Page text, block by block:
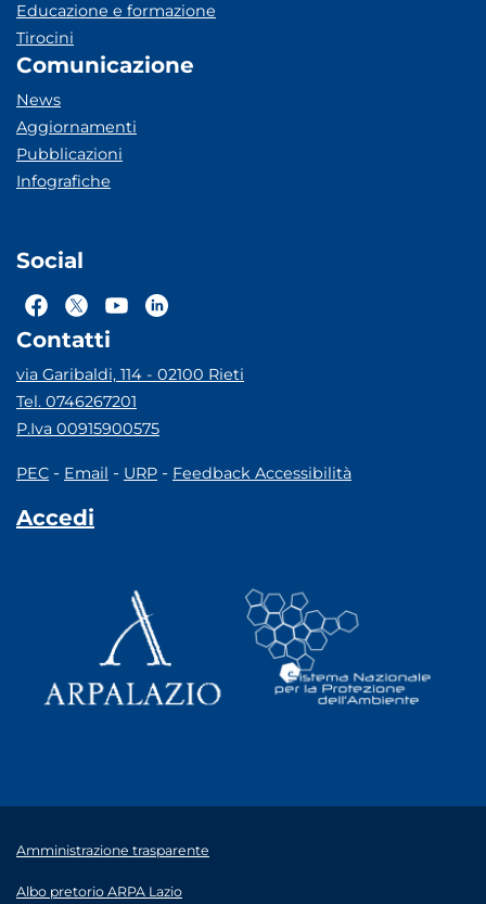
Educazione e formazione
Tirocini
Comunicazione
News
Aggiornamenti
Pubblicazioni
Infografiche
Social
Contatti
via Garibaldi, 114 - 02100 Rieti
Tel. 0746267201
P.Iva 00915900575
PEC - Email - URP - Feedback Accessibilità
Accedi
Amministrazione trasparente
Albo pretorio ARPA Lazio